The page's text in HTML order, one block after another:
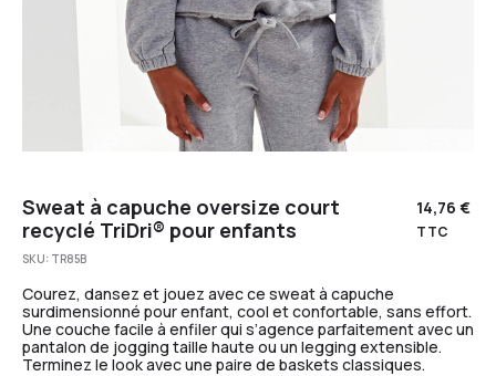
Sweat à capuche oversize court
recyclé TriDri® pour enfants
14,76 €
TTC
SKU: TR85B
Courez, dansez et jouez avec ce sweat à capuche
surdimensionné pour enfant, cool et confortable, sans effort.
Une couche facile à enfiler qui s’agence parfaitement avec un
pantalon de jogging taille haute ou un legging extensible.
Terminez le look avec une paire de baskets classiques.